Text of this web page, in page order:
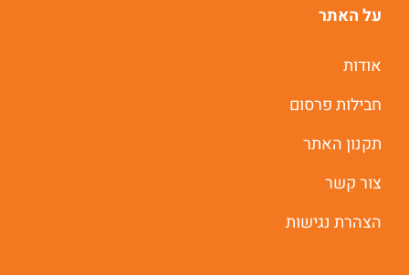
על האתר
אודות
חבילות פרסום
תקנון האתר
צור קשר
הצהרת נגישות